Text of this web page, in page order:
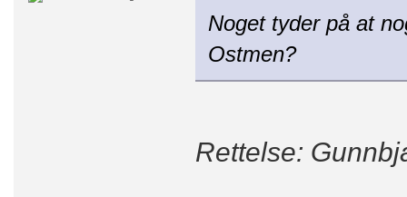
Noget tyder på at
Ostmen?
Rettelse: